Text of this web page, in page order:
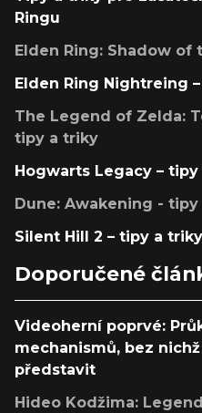
Ringu
Elden Ring: Shadow
Elden Ring Nightreing
The Legend of Zelda:
tipy a triky
Hogwarts Legacy –
Dune: Awakening -
Silent Hill 2 – tipy a triky
Doporučené
Videoherní poprvé:
mechanismů, bez
představit
Hideo Kodžima: